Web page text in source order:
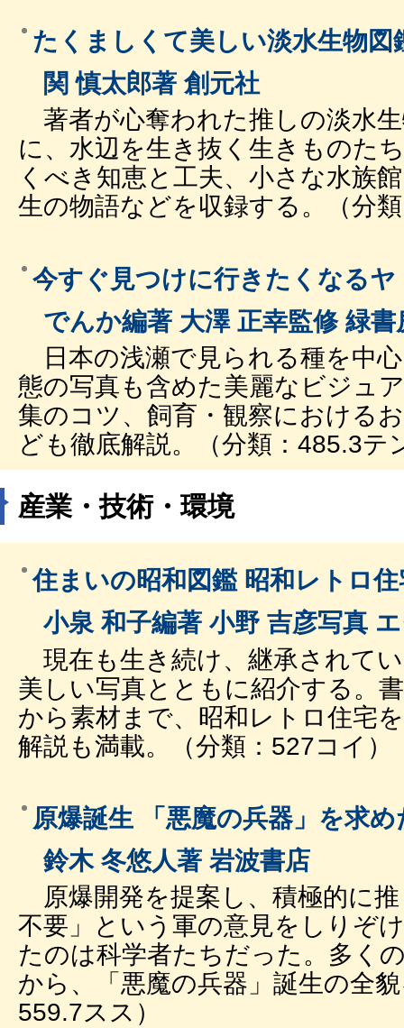
たくましくて美しい淡水生物図
関 慎太郎著 創元社
著者が心奪われた推しの淡水
に、水辺を生き抜く生きものた
くべき知恵と工夫、小さな水族
生の物語などを収録する。（分
今すぐ見つけに行きたくなるヤ
でんか編著 大澤 正幸監修 緑書
日本の浅瀬で見られる種を中
態の写真も含めた美麗なビジュ
集のコツ、飼育・観察における
ども徹底解説。（分類：485.3テ
産業・技術・環境
住まいの昭和図鑑 昭和レトロ
小泉 和子編著 小野 吉彦写真
現在も生き続け、継承されて
美しい写真とともに紹介する。
から素材まで、昭和レトロ住宅
解説も満載。（分類：527コイ）
原爆誕生 「悪魔の兵器」を求
鈴木 冬悠人著 岩波書店
原爆開発を提案し、積極的に
不要」という軍の意見をしりぞ
たのは科学者たちだった。多く
から、「悪魔の兵器」誕生の全
559.7スス）